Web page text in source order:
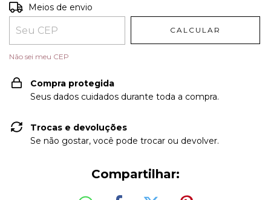
Entregas para o CEP:
Meios de envio
CALCULAR
Não sei meu CEP
Compra protegida
Seus dados cuidados durante toda a compra.
Trocas e devoluções
Se não gostar, você pode trocar ou devolver.
Compartilhar: